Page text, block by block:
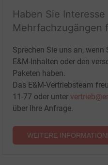
Haben Sie
Mehrfachzugängen
Sprechen Sie uns an,
E&M-Inhalten oder den
Paketen haben.
Das E&M-Vertriebsteam
11-77 oder unter
über Ihre Anfrage.
WEITERE